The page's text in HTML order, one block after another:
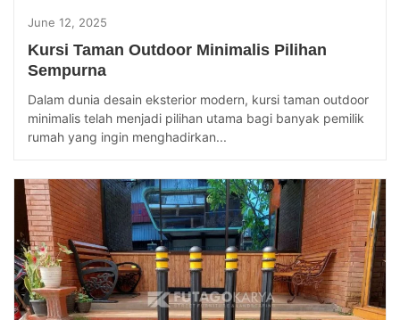
June 12, 2025
Kursi Taman Outdoor Minimalis Pilihan
Sempurna
Dalam dunia desain eksterior modern, kursi taman outdoor
minimalis telah menjadi pilihan utama bagi banyak pemilik
rumah yang ingin menghadirkan...